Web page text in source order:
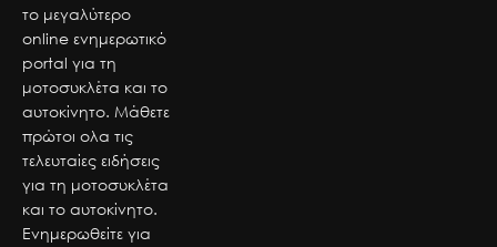
το μεγαλύτερο
online ενημερωτικό
portal για τη
μοτοσυκλέτα και το
αυτοκίνητο. Μάθετε
πρώτοι ολα τις
τελευταίες ειδήσεις
για τη μοτοσυκλέτα
και το αυτοκίνητο.
Ενημερωθείτε για